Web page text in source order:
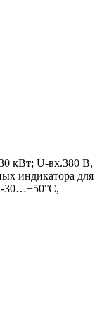
кВт; U-вх.380 В,
индикатора для
30…+50°С,